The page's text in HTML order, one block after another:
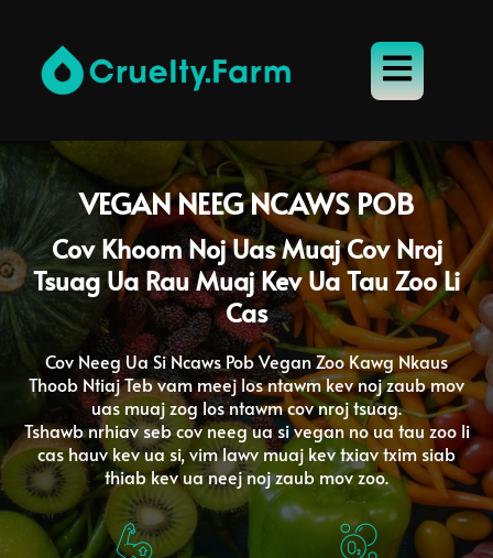
VEGAN NEEG NCAWS POB
Cov Khoom Noj Uas Muaj Cov Nroj
Tsuag Ua Rau Muaj Kev Ua Tau Zoo Li
Cas
Cov Neeg Ua Si Ncaws Pob Vegan Zoo Kawg Nkaus
Thoob Ntiaj Teb vam meej los ntawm kev noj zaub mov
uas muaj zog los ntawm cov nroj tsuag.
Tshawb nrhiav seb cov neeg ua si vegan no ua tau zoo li
cas hauv kev ua si, vim lawv muaj kev txiav txim siab
thiab kev ua neej noj zaub mov zoo.